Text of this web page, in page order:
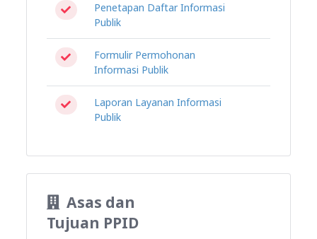
Penetapan Daftar Informasi
Publik
Formulir Permohonan
Informasi Publik
Laporan Layanan Informasi
Publik
Asas dan
Tujuan PPID